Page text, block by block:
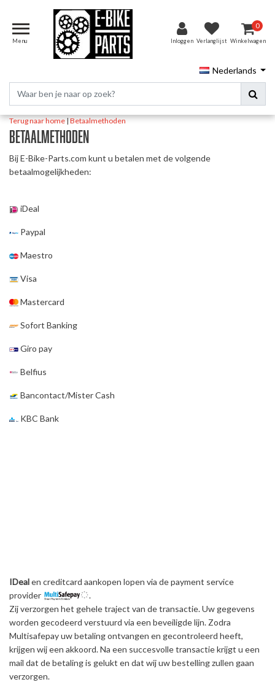
Menu Inloggen Verlanglijst
0
Winkelwagen
Nederlands
Terug naar home|Betaalmethoden
Betaalmethoden
Bij E-Bike-Parts.com kunt u betalen met de volgende
betaalmogelijkheden:
iDeal
Paypal
Maestro
Visa
Mastercard
Sofort Banking
Giro pay
Belfius
Bancontact/Mister Cash
KBC Bank
IDealen creditcard aankopen lopen via de payment service
provider
.
Zij verzorgen het gehele traject van de transactie. Uw gegevens
worden gecodeerd verstuurd via een beveiligde lijn. Zodra
Multisafepay uw betaling ontvangen en gecontroleerd heeft,
krijgen wij een akkoord. Na een succesvolle transactie krijgt u een
mail dat de betaling is gelukt en dat wij uw bestelling zullen gaan
verzorgen.